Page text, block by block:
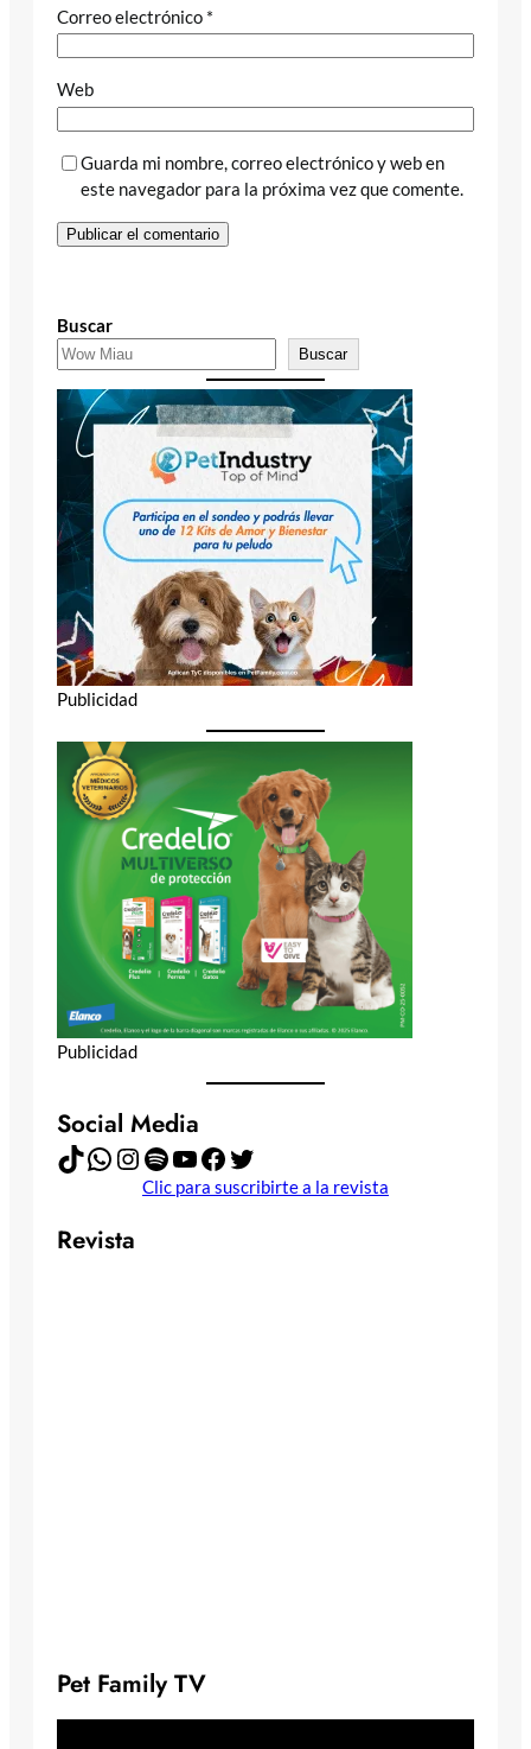
Correo electrónico *
Web
Guarda mi nombre, correo electrónico y web en
este navegador para la próxima vez que comente.
Buscar
Buscar
Publicidad
Publicidad
Social Media
TikTok WhatsApp Instagram Spotify YouTube Facebook Twitter
Clic para suscribirte a la revista
Revista
Pet Family TV